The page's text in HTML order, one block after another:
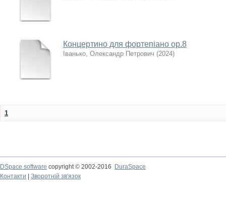
Концертино для фортепіано ор.8
Іванько, Олександр Петрович (2024)
1
DSpace software copyright © 2002-2016
DuraSpace
Контакти
Зворотній зв'язок